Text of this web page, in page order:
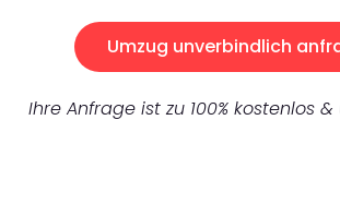
Umzug unverbindlich
Ihre Anfrage ist zu 100% kostenlos